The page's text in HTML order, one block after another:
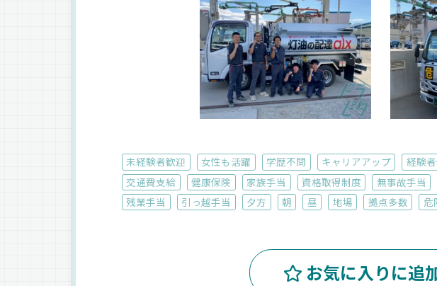
未経験者歓迎 女性も活躍 学歴不問 キャリアアップ 経験
交通費支給
健康保険 家族手当 資格取得制度 無事故手当
残業手当
引っ越手当 夕方 朝 昼 地場 拠点多数 危
お気に入りに追